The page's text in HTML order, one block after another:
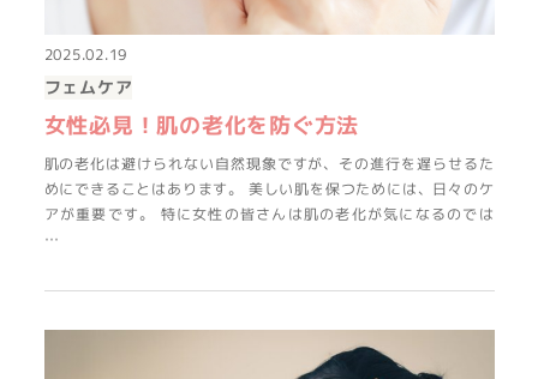
2025.02.19
フェムケア
女性必見！肌の老化を防ぐ方法
肌の老化は避けられない自然現象ですが、その進行を遅らせるた
めにできることはあります。 美しい肌を保つためには、日々のケ
アが重要です。 特に女性の皆さんは肌の老化が気になるのでは
…